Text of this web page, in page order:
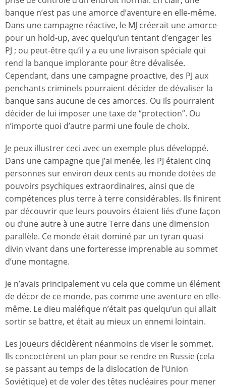
banque n’est pas une amorce d’aventure en elle-même.
Dans une campagne réactive, le MJ créerait une amorce
pour un hold-up, avec quelqu’un tentant d’engager les
PJ ; ou peut-être qu’il y a eu une livraison spéciale qui
rend la banque implorante pour être dévalisée.
Cependant, dans une campagne proactive, des PJ aux
penchants criminels pourraient décider de dévaliser la
banque sans aucune de ces amorces. Ou ils pourraient
décider de lui imposer une taxe de “protection”. Ou
n’importe quoi d’autre parmi une foule de choix.
Je peux illustrer ceci avec un exemple plus développé.
Dans une campagne que j’ai menée, les PJ étaient cinq
personnes sur environ deux cents au monde dotées de
pouvoirs psychiques extraordinaires, ainsi que de
compétences plus terre à terre considérables. Ils finirent
par découvrir que leurs pouvoirs étaient liés d’une façon
ou d’une autre à une autre Terre dans une dimension
parallèle. Ce monde était dominé par un tyran quasi
divin vivant dans une forteresse imprenable au sommet
d’une montagne.
Je n’avais principalement vu cela que comme un élément
de décor de ce monde, pas comme une aventure en elle-
même. Le dieu maléfique n’était pas quelqu’un qui allait
sortir se battre, et était au mieux un ennemi lointain.
Les joueurs décidèrent néanmoins de viser le sommet.
Ils concoctèrent un plan pour se rendre en Russie (cela
se passant au temps de la dislocation de l’Union
Soviétique) et de voler des têtes nucléaires pour mener